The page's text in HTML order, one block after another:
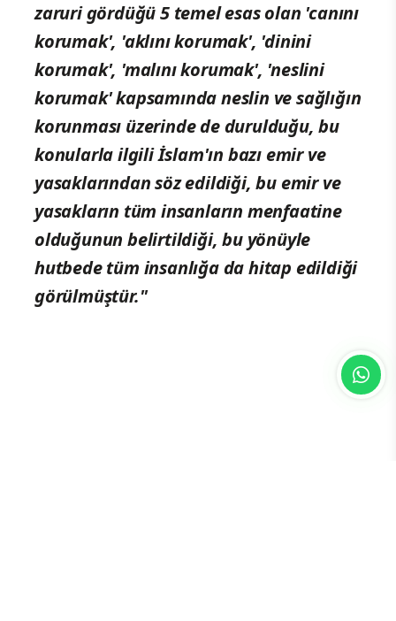
zaruri gördüğü 5 temel esas olan 'canını
korumak', 'aklını korumak', 'dinini
korumak', 'malını korumak', 'neslini
korumak' kapsamında neslin ve sağlığın
korunması üzerinde de durulduğu, bu
konularla ilgili İslam'ın bazı emir ve
yasaklarından söz edildiği, bu emir ve
yasakların tüm insanların menfaatine
olduğunun belirtildiği, bu yönüyle
hutbede tüm insanlığa da hitap edildiği
görülmüştür."